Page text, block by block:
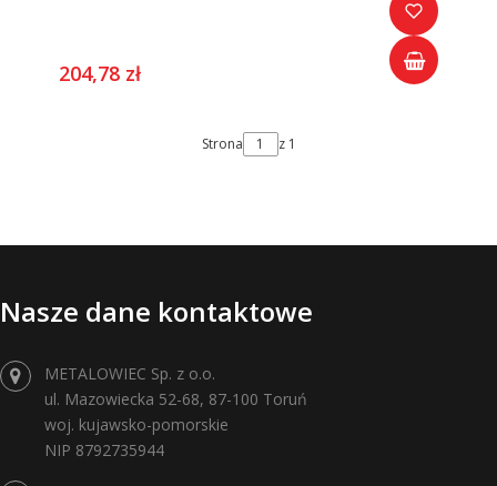
204,78 zł
Strona z 1
Nasze dane kontaktowe
METALOWIEC Sp. z o.o.
ul. Mazowiecka 52-68, 87-100 Toruń
woj. kujawsko-pomorskie
NIP 8792735944